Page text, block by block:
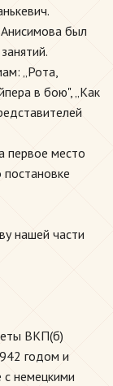
был
„Рота,
в бою", „Как
первое место
нашей части
ВКП(б)
годом и
немецкими